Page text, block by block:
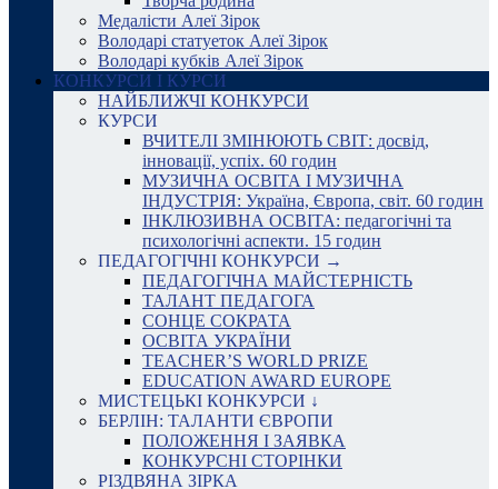
Медалісти Алеї Зірок
Володарі статуеток Алеї Зірок
Володарі кубків Алеї Зірок
КОНКУРСИ І КУРСИ
НАЙБЛИЖЧІ КОНКУРСИ
КУРСИ
ВЧИТЕЛІ ЗМІНЮЮТЬ СВІТ: досвід,
інновації, успіх. 60 годин
МУЗИЧНА ОСВІТА І МУЗИЧНА
ІНДУСТРІЯ: Україна, Європа, світ. 60 годин
ІНКЛЮЗИВНА ОСВІТА: педагогічні та
психологічні аспекти. 15 годин
ПЕДАГОГІЧНІ КОНКУРСИ →
ПЕДАГОГІЧНА МАЙСТЕРНІСТЬ
ТАЛАНТ ПЕДАГОГА
СОНЦЕ СОКРАТА
ОСВІТА УКРАЇНИ
TEACHER’S WORLD PRIZE
EDUCATION AWARD EUROPE
МИСТЕЦЬКІ КОНКУРСИ ↓
БЕРЛІН: ТАЛАНТИ ЄВРОПИ
ПОЛОЖЕННЯ І ЗАЯВКА
КОНКУРСНІ СТОРІНКИ
РІЗДВЯНА ЗІРКА